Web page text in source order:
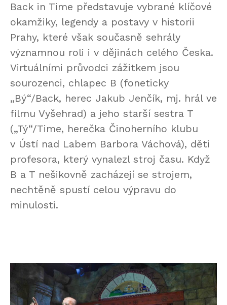
Back in Time představuje vybrané klíčové
okamžiky, legendy a postavy v historii
Prahy, které však současně sehrály
významnou roli i v dějinách celého Česka.
Virtuálními průvodci zážitkem jsou
sourozenci, chlapec B (foneticky
„Bý“/Back, herec Jakub Jenčík, mj. hrál ve
filmu Vyšehrad) a jeho starší sestra T
(„Tý“/Time, herečka Činoherního klubu
v Ústí nad Labem Barbora Váchová), děti
profesora, který vynalezl stroj času. Když
B a T nešikovně zacházejí se strojem,
nechtěně spustí celou výpravu do
minulosti.